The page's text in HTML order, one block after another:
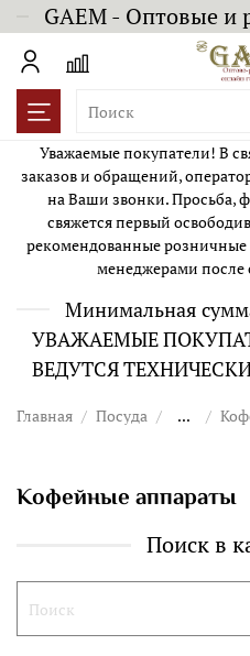
GAEM - Оптовые и
Уважаемые покупатели! В
заказов и обращений,
на Ваши звонки. Просьба,
свяжется первый
рекомендованные
менеджерами после
Минимальная
УВАЖАЕМЫЕ
ВЕДУТСЯ
Главная Посуда ...
Кофейные аппараты
Поиск в